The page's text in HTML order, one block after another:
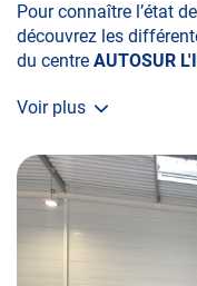
Pour connaître l’état
découvrez les
du centre AUTOSUR
• le contrôle technique
• la contre-visite
• le contrôle pollution
• le contrôle des
Voir plus